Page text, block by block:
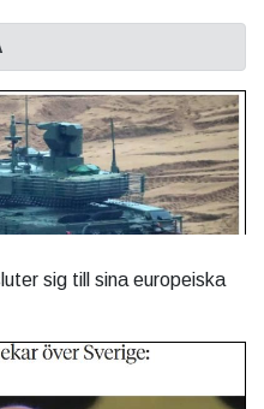
sig till sina europeiska